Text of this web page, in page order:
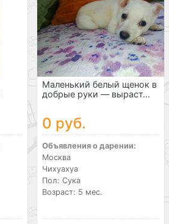
Маленький белый щенок в
добрые руки — выраст...
0 руб.
Объявления о дарении:
Москва
Чихуахуа
Пол: Сука
Возраст: 5 мес.